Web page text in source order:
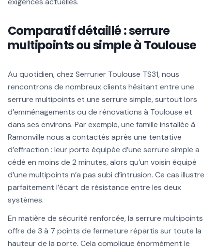
Comparatif détaillé : serrure
multipoints ou simple à Toulouse
Au quotidien, chez Serrurier Toulouse TS31, nous
rencontrons de nombreux clients hésitant entre une
serrure multipoints et une serrure simple, surtout lors
d’emménagements ou de rénovations à Toulouse et
dans ses environs. Par exemple, une famille installée à
Ramonville nous a contactés après une tentative
d’effraction : leur porte équipée d’une serrure simple a
cédé en moins de 2 minutes, alors qu’un voisin équipé
d’une multipoints n’a pas subi d’intrusion. Ce cas illustre
parfaitement l’écart de résistance entre les deux
systèmes.
En matière de sécurité renforcée, la serrure multipoints
offre de 3 à 7 points de fermeture répartis sur toute la
hauteur de la porte. Cela complique énormément le